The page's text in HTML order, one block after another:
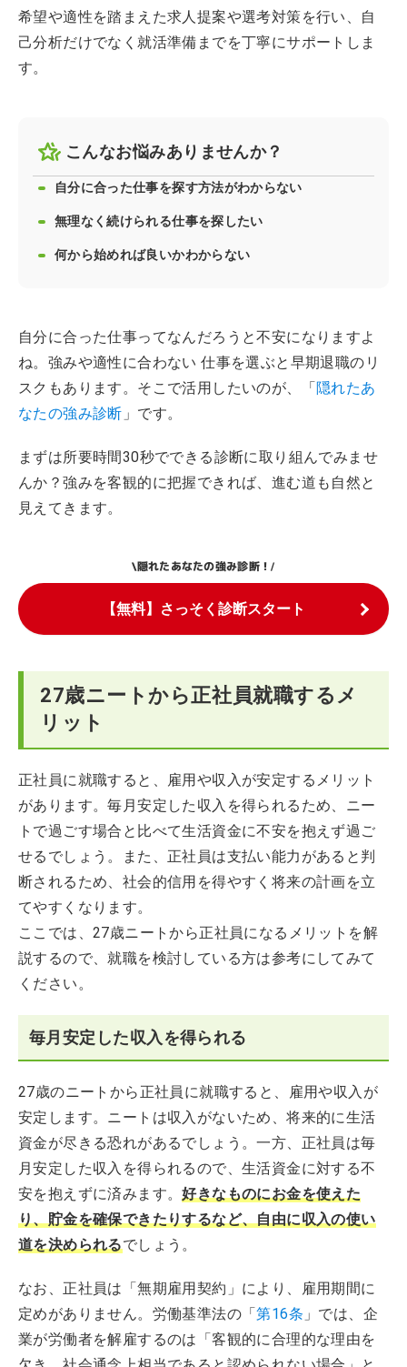
希望や適性を踏まえた求人提案や選考対策を行い、自
己分析だけでなく就活準備までを丁寧にサポートしま
す。
こんなお悩みありませんか？
自分に合った仕事を探す方法がわからない
無理なく続けられる仕事を探したい
何から始めれば良いかわからない
自分に合った仕事ってなんだろうと不安になりますよ
ね。強みや適性に合わない 仕事を選ぶと早期退職のリ
スクもあります。そこで活用したいのが、「隠れたあ
なたの強み診断 」です。
まずは所要時間30秒でできる診断に取り組んでみませ
んか？強みを客観的に把握できれば、進む道も自然と
見えてきます。
\隠れたあなたの強み診断！/
【無料】さっそく診断スタート
27歳ニートから正社員就職するメ
リット
正社員に就職すると、雇用や収入が安定するメリット
があります。毎月安定した収入を得られるため、ニー
トで過ごす場合と比べて生活資金に不安を抱えず過ご
せるでしょう。また、正社員は支払い能力があると判
断されるため、社会的信用を得やすく将来の計画を立
てやすくなります。
ここでは、27歳ニートから正社員になるメリットを解
説するので、就職を検討している方は参考にしてみて
ください。
毎月安定した収入を得られる
27歳のニートから正社員に就職すると、雇用や収入が
安定します。ニートは収入がないため、将来的に生活
資金が尽きる恐れがあるでしょう。一方、正社員は毎
月安定した収入を得られるので、生活資金に対する不
安を抱えずに済みます。好きなものにお金を使えた
り、貯金を確保できたりするなど、自由に収入の使い
道を決められるでしょう。
なお、正社員は「無期雇用契約」により、雇用期間に
定めがありません。労働基準法の「第16条 」では、企
業が労働者を解雇するのは「客観的に合理的な理由を